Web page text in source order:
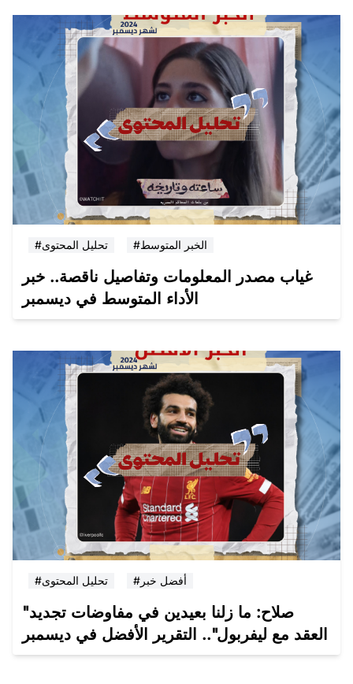
#تحليل المحتوى #الخبر المتوسط
غياب مصدر المعلومات وتفاصيل ناقصة.. خبر
الأداء المتوسط في ديسمبر
#تحليل المحتوى #أفضل خبر
"صلاح: ما زلنا بعيدين في مفاوضات تجديد
العقد مع ليفربول".. التقرير الأفضل في ديسمبر